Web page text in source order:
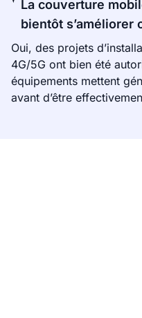
La couverture
bientôt s’améliorer
Oui, des projets
4G/5G ont bien été
équipements mettent
avant d’être